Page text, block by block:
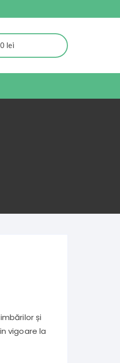
lei
și
vigoare la